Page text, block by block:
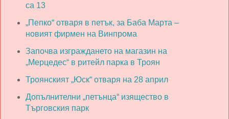
са 13
„Пепко“ отваря в петък, за Баба Марта –
новият фирмен на Винпрома
Започва изграждането на магазин на
„Мерцедес“ в ритейл парка в Троян
Троянският „Юск“ отваря на 28 април
Допълнителни „петънца“ изящество в
Търговския парк